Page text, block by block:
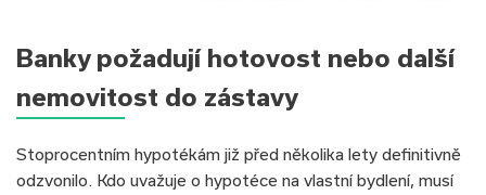
Banky požadují hotovost nebo další
nemovitost do zástavy
Stoprocentním hypotékám již před několika lety definitivně
odzvonilo. Kdo uvažuje o hypotéce na vlastní bydlení, musí